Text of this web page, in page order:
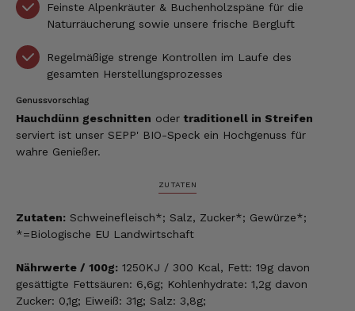
Feinste Alpenkräuter & Buchenholzspäne für die
Naturräucherung sowie unsere frische Bergluft
Regelmäßige strenge Kontrollen im Laufe des
gesamten Herstellungsprozesses
Genussvorschlag
Hauchdünn geschnitten oder traditionell in Streifen
serviert ist unser SEPP' BIO-Speck ein Hochgenuss für
wahre Genießer.
ZUTATEN
Zutaten: Schweinefleisch*; Salz, Zucker*; Gewürze*;
*=Biologische EU Landwirtschaft
Nährwerte / 100g: 1250KJ / 300 Kcal, Fett: 19g davon
gesättigte Fettsäuren: 6,6g; Kohlenhydrate: 1,2g davon
Zucker: 0,1g; Eiweiß: 31g; Salz: 3,8g;